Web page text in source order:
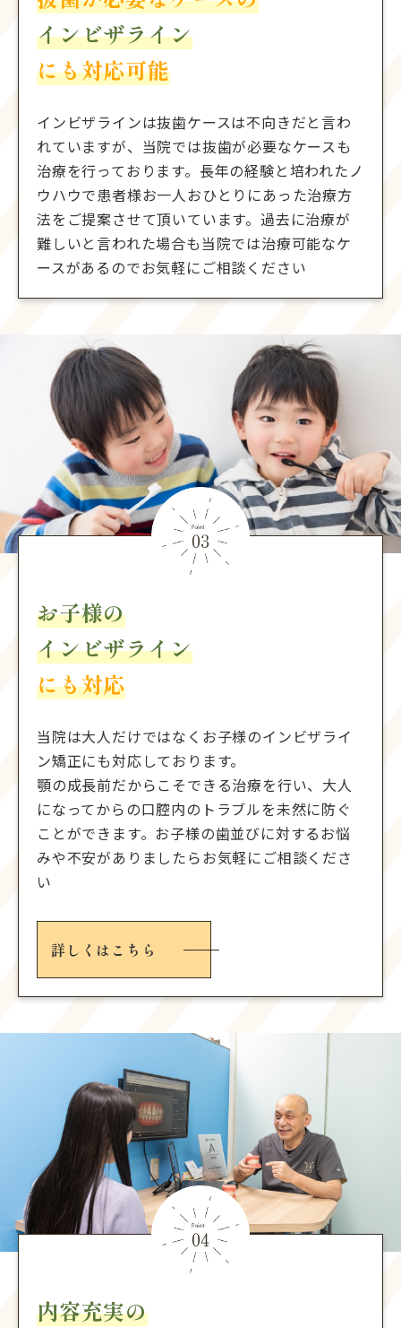
インビザライン
にも対応可能
インビザラインは抜歯ケースは不向きだと言わ
れていますが、当院では抜歯が必要なケースも
治療を行っております。長年の経験と培われたノ
ウハウで患者様お一人おひとりにあった治療方
法をご提案させて頂いています。過去に治療が
難しいと言われた場合も当院では治療可能なケ
ースがあるのでお気軽にご相談ください
お子様の
インビザライン
にも対応
当院は大人だけではなくお子様のインビザライ
ン矯正にも対応しております。
顎の成長前だからこそできる治療を行い、大人
になってからの口腔内のトラブルを未然に防ぐ
ことができます。お子様の歯並びに対するお悩
みや不安がありましたらお気軽にご相談くださ
い
詳しくはこちら
内容充実の